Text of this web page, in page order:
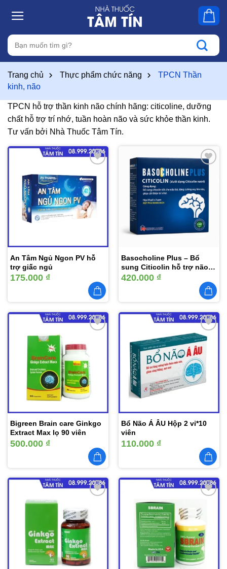
Tìm
kiếm:
Trang chủ Thực phẩm chức năng
TPCN Thần
kinh, não
TPCN hỗ trợ thần kinh não chính hãng: citicoline, dưỡng
chất hỗ trợ trí nhớ, tuần hoàn não và sức khỏe thần kinh.
Tư vấn bởi Nhà Thuốc Tâm Tín.
Thêm
vào
yêu
thích
An Tâm Ngủ Ngon PV hỗ
trợ giấc ngủ
175.000 ₫
Thêm
thích
Basocholine Plus – Bổ
sung Citicolin hỗ trợ não
bộ, cải thiện trí nhớ
420.000 ₫
thích
Bigreen Brain care Ginkgo
Extract Max lọ 90 viên
500.000 ₫
vào
yêu
thích
Bổ Não Á ÂU Hộp 2 vỉ*10
viên
110.000 ₫
Thêm
yêu
Thêm
yêu
thích